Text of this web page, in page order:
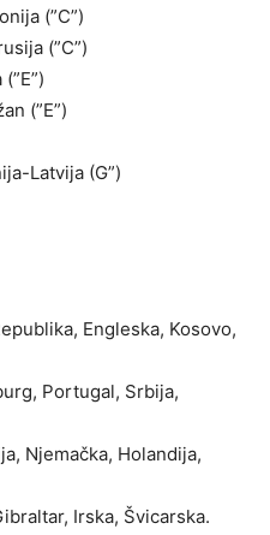
(”C”)
(”C”)
(”E”)
Latvija (G”)
Engleska, Kosovo,
Portugal, Srbija,
Njemačka, Holandija,
Irska, Švicarska.